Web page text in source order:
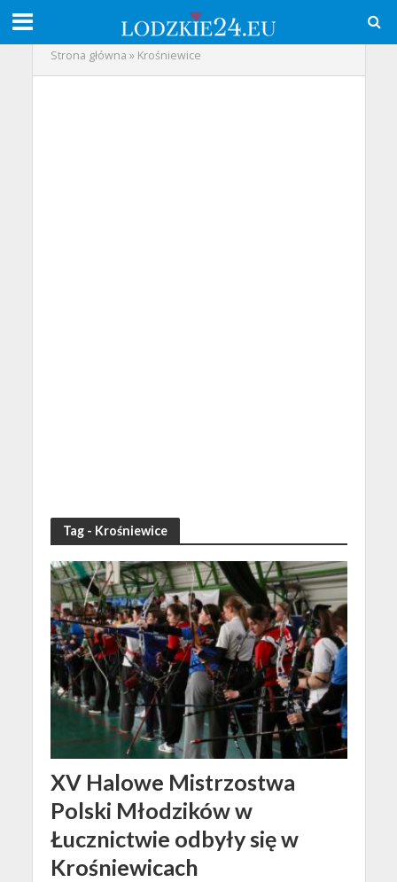
Strona główna » Krośniewice
Tag - Krośniewice
XV Halowe Mistrzostwa
Polski Młodzików w
Łucznictwie odbyły się w
Krośniewicach